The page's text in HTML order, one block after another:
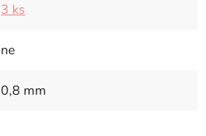
3 ks
ne
0,8 mm